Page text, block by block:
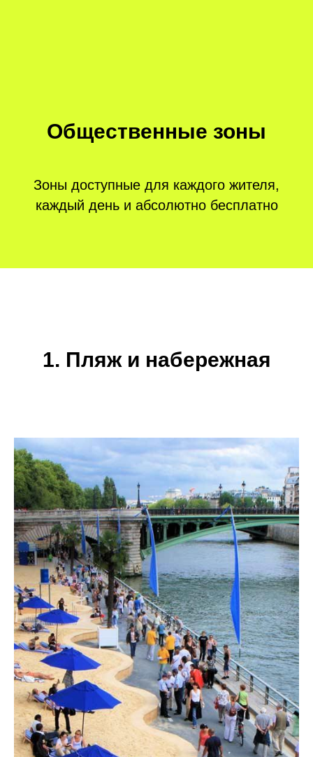
Общественные зоны
Зоны доступные для каждого жителя,
каждый день и абсолютно бесплатно
1. Пляж и набережная